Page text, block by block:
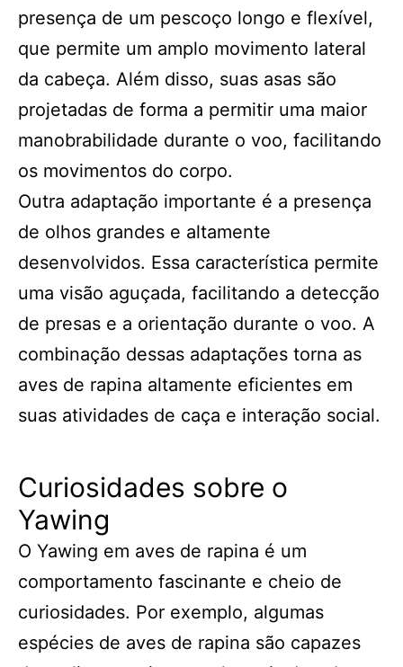
presença de um pescoço longo e flexível,
que permite um amplo movimento lateral
da cabeça. Além disso, suas asas são
projetadas de forma a permitir uma maior
manobrabilidade durante o voo, facilitando
os movimentos do corpo.
Outra adaptação importante é a presença
de olhos grandes e altamente
desenvolvidos. Essa característica permite
uma visão aguçada, facilitando a detecção
de presas e a orientação durante o voo. A
combinação dessas adaptações torna as
aves de rapina altamente eficientes em
suas atividades de caça e interação social.
Curiosidades sobre o
Yawing
O Yawing em aves de rapina é um
comportamento fascinante e cheio de
curiosidades. Por exemplo, algumas
espécies de aves de rapina são capazes